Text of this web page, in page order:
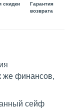
скидки
Гарантия
возврата
же финансов,
сейф